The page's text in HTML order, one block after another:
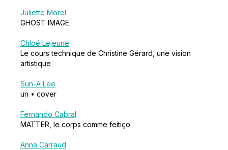
Juliette Morel
GHOST IMAGE
Chloé Lejeune
Le cours technique de Christine Gérard, une vision
artistique
Sun-A Lee
un • cover
Fernando Cabral
MATTER, le corps comme feitiço
Anna Carraud